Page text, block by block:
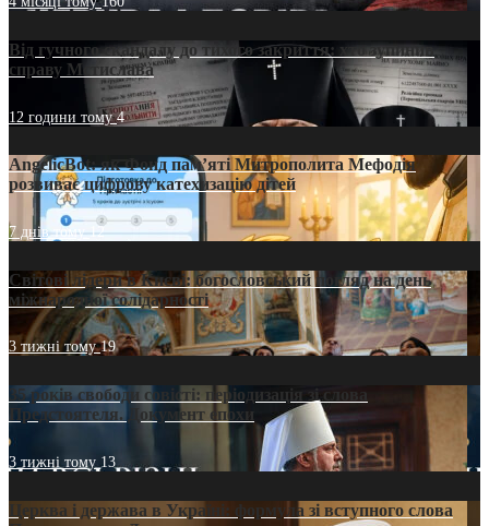
Від гучного скандалу до тихого закриття: хто зупинив
справу Мстислава
12 години тому4
AngelicBot: як Фонд пам’яті Митрополита Мефодія
розвиває цифрову катехизацію дітей
7 днів тому12
Світові лідери в Києві: богословський погляд на день
міжнародної солідарності
3 тижні тому19
35 років свободи совісті: періодизація зі слова
Предстоятеля. Документ епохи
3 тижні тому 13
Церква і держава в Україні: формула зі вступного слова